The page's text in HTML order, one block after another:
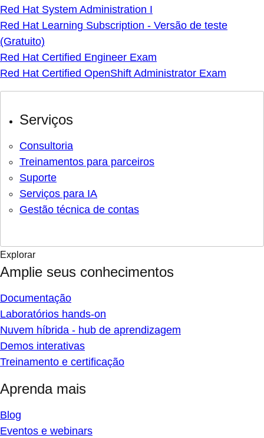
Red Hat System Administration I
Red Hat Learning Subscription - Versão de teste
(Gratuito)
Red Hat Certified Engineer Exam
Red Hat Certified OpenShift Administrator Exam
Serviços
Consultoria
Treinamentos para parceiros
Suporte
Serviços para IA
Gestão técnica de contas
Explorar
Amplie seus conhecimentos
Documentação
Laboratórios hands-on
Nuvem híbrida - hub de aprendizagem
Demos interativas
Treinamento e certificação
Aprenda mais
Blog
Eventos e webinars